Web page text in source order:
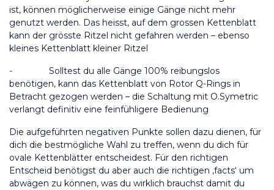
ist, können möglicherweise einige Gänge nicht mehr
genutzt werden. Das heisst, auf dem grossen Kettenblatt
kann der grösste Ritzel nicht gefahren werden – ebenso
kleines Kettenblatt kleiner Ritzel
-
Solltest du alle Gänge 100% reibungslos
benötigen, kann das Kettenblatt von Rotor Q-Rings in
Betracht gezogen werden – die Schaltung mit O.Symetric
verlangt definitiv eine feinfühligere Bedienung
Die aufgeführten negativen Punkte sollen dazu dienen, für
dich die bestmögliche Wahl zu treffen, wenn du dich für
ovale Kettenblätter entscheidest. Für den richtigen
Entscheid benötigst du aber auch die richtigen ‚facts‘ um
abwägen zu können, was du wirklich brauchst damit du